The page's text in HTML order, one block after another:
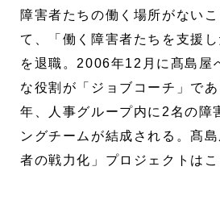
障害者たちの働く場所がない
て、「働く障害者たちを支援
を退職。2006年12月に髙島屋
な役割が「ジョブコーチ」で
年、人事グループ内に2名の障
ングチームが結成される。髙
者の戦力化」プロジェクトはこ